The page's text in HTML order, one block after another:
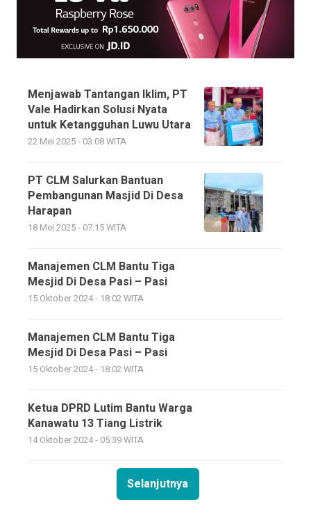
Menjawab Tantangan Iklim, PT
Vale Hadirkan Solusi Nyata
untuk Ketangguhan Luwu Utara
22 Mei 2025 - 03:08 WITA
PT CLM Salurkan Bantuan
Pembangunan Masjid Di Desa
Harapan
18 Mei 2025 - 07:15 WITA
Manajemen CLM Bantu Tiga
Mesjid Di Desa Pasi – Pasi
15 Oktober 2024 - 18:02 WITA
Manajemen CLM Bantu Tiga
Mesjid Di Desa Pasi – Pasi
15 Oktober 2024 - 18:02 WITA
Ketua DPRD Lutim Bantu Warga
Kanawatu 13 Tiang Listrik
14 Oktober 2024 - 05:39 WITA
Selanjutnya